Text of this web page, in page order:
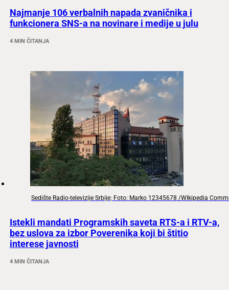
Najmanje 106 verbalnih napada zvaničnika i
funkcionera SNS-a na novinare i medije u julu
4 MIN ČITANJA
Sedište Radio-televizije Srbije; Foto: Marko 12345678 /WIkipedia
Istekli mandati Programskih saveta RTS-a i RTV-a,
bez uslova za izbor Poverenika koji bi štitio
interese javnosti
4 MIN ČITANJA